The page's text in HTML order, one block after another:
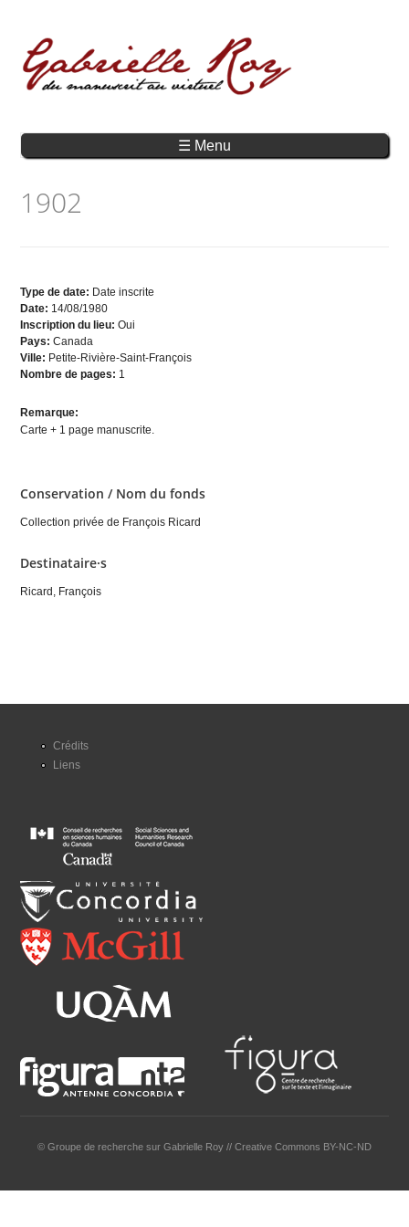
☰ Menu
1902
Type de date: Date inscrite
Date: 14/08/1980
Inscription du lieu:Oui
Pays:Canada
Ville: Petite-Rivière-Saint-François
Nombre de pages: 1
Remarque:
Carte + 1 page manuscrite.
Conservation / Nom du fonds
Collection privée de François Ricard
Destinataire·s
Ricard, François
Crédits
Liens
© Groupe de recherche sur Gabrielle Roy // Creative Commons BY-NC-ND